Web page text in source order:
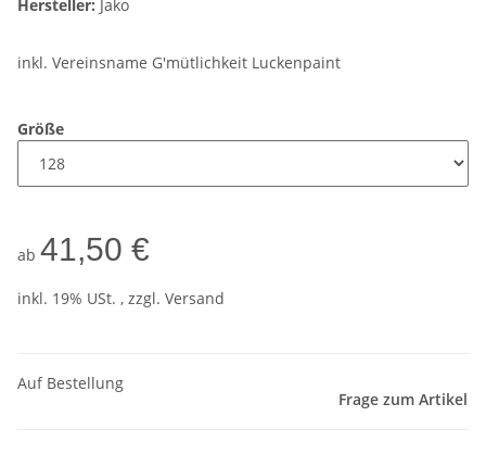
Hersteller: Jako
inkl. Vereinsname G'mütlichkeit Luckenpaint
Größe
ab 41,50 €
inkl. 19% USt. , zzgl. Versand
Auf Bestellung
Frage zum Artikel